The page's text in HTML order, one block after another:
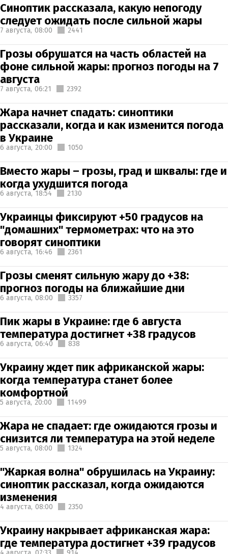
Синоптик рассказала, какую непогоду
следует ожидать после сильной жары
7 августа, 08:00 2441
Грозы обрушатся на часть областей на
фоне сильной жары: прогноз погоды на 7
августа
7 августа, 06:21 2392
Жара начнет спадать: синоптики
рассказали, когда и как изменится погода
в Украине
6 августа, 20:00 1050
Вместо жары – грозы, град и шквалы: где и
когда ухудшится погода
6 августа, 18:54 2130
Украинцы фиксируют +50 градусов на
"домашних" термометрах: что на это
говорят синоптики
6 августа, 16:46 2361
Грозы сменят сильную жару до +38:
прогноз погоды на ближайшие дни
6 августа, 08:00 3357
Пик жары в Украине: где 6 августа
температура достигнет +38 градусов
6 августа, 06:40 838
Украину ждет пик африканской жары:
когда температура станет более
комфортной
5 августа, 20:00 11499
Жара не спадает: где ожидаются грозы и
снизится ли температура на этой неделе
5 августа, 08:00 1324
"Жаркая волна" обрушилась на Украину:
синоптик рассказал, когда ожидаются
изменения
4 августа, 08:00 2350
Украину накрывает африканская жара:
где температура достигнет +39 градусов